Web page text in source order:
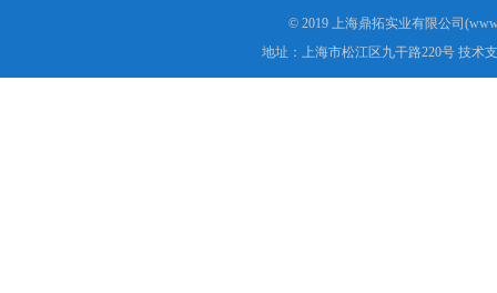
© 2019 上海鼎拓实业有限公司
地址：上海市松江区九干路220号 技术